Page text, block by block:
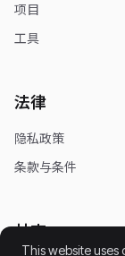
项目
工具
法律
隐私政策
条款与条件
社交
This website